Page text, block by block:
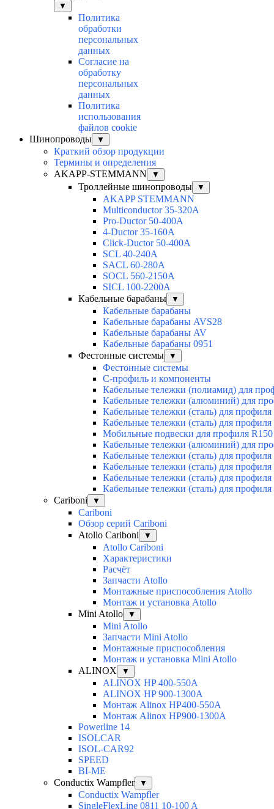
▼
Политика
обработки
персональных
данных
Согласие на
обработку
персональных
данных
Политика
использования
файлов cookie
Шинопроводы
▼
Краткий обзор продукции
Термины и определения
AKAPP-STEMMANN
▼
Троллейные шинопроводы ▼
AKAPP STEMMANN
Multiconductor 35-320А
Pro-Ductor 50-400А
4-Ductor 35-160А
Click-Ductor 50-400А
SCL 40-240А
SACL 60-280А
SOCL 560-2150А
SICL 100-2200А
Кабельные барабаны
▼
Кабельные барабаны
Кабельные барабаны AVS28
Кабельные барабаны AV
Кабельные барабаны 0951
Фестонные системы
▼
Фестонные системы
С-профиль и компоненты
Кабельные тележки (полиамид) для
Кабельные тележки (алюминий) для
Кабельные тележки (сталь) для профиля
Кабельные тележки (сталь) для
Мобильные подвески для профиля R150
Кабельные тележки (алюминий) для
Кабельные тележки (сталь) для профиля
Кабельные тележки (сталь) для
Кабельные тележки (сталь) для профиля
Кабельные тележки (сталь) для
Cariboni
▼
Cariboni
Обзор серий Cariboni
Atollo Cariboni
▼
Atollo Cariboni
Характеристики
Расчёт
Запчасти Atollo
Монтажные приспособления Atollo
Монтаж и установка Atollo
Mini Atollo
▼
Mini Atollo
Запчасти Mini Atollo
Монтажные приспособления
Монтаж и установка Mini Atollo
ALINOX
▼
ALINOX HP 400-550A
ALINOX HP 900-1300A
Монтаж Alinox HP400-550A
Монтаж Alinox HP900-1300A
Powerline 14
ISOLCAR
ISOL-CAR92
SPEED
BI-ME
Conductix Wampfler
▼
Conductix Wampfler
SingleFlexLine 0811 10-100 A